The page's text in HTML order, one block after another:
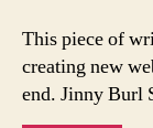
This piece of
creating new
end. Jinny Burl